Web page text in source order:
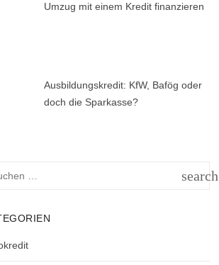
Umzug mit einem Kredit finanzieren
Ausbildungskredit: KfW, Bafög oder
doch die Sparkasse?
search